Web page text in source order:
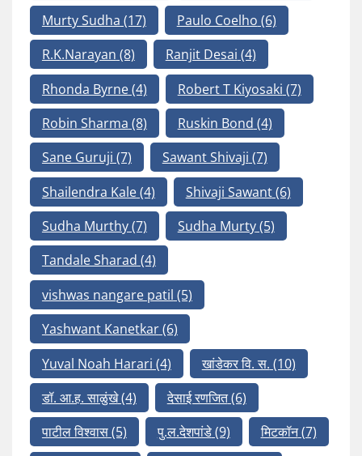
Murty Sudha (17) Paulo Coelho (6)
R.K.Narayan (8) Ranjit Desai (4)
Rhonda Byrne(4) Robert T Kiyosaki (7)
Robin Sharma (8) Ruskin Bond (4)
Sane Guruji (7) Sawant Shivaji (7)
Shailendra Kale(4) Shivaji Sawant(6)
Sudha Murthy(7) Sudha Murty(5)
Tandale Sharad (4)
vishwas nangare patil (5)
Yashwant Kanetkar(6)
Yuval Noah Harari (4) खांडेकर वि. स. (10)
डॉ. आ.ह. साळुंखे(4) देसाई रणजित(6)
पाटील विश्वास(5) पु.ल.देशपांडे(9) मिटकॉन(7)